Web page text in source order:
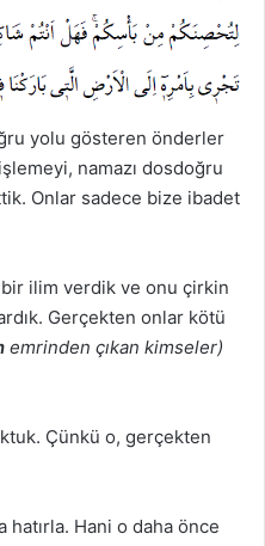
yolu gösteren önderler
namazı dosdoğru
Onlar sadece bize ibadet
ilim verdik ve onu çirkin
Gerçekten onlar kötü
emrinden çıkan kimseler)
Çünkü o, gerçekten
hatırla. Hani o daha önce